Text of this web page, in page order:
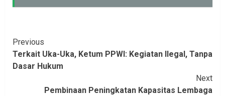
Continue
Reading
Previous
Terkait Uka-Uka, Ketum PPWI: Kegiatan Ilegal, Tanpa
Dasar Hukum
Next
Pembinaan Peningkatan Kapasitas Lembaga